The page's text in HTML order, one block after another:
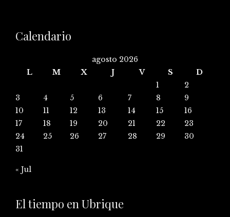
Calendario
agosto 2026
L
M X J V S
D
1
2
3
4 5 6 7 8
9
10
11 12 13 14 15
16
17
18 19 20 21 22
23
24
25 26 27 28 29
30
31
« Jul
El tiempo en Ubrique